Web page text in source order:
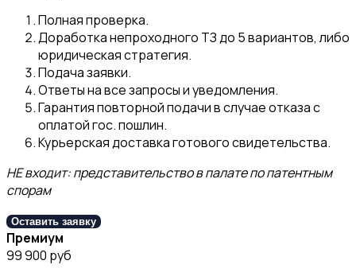
Полная проверка.
Доработка непроходного ТЗ до 5 вариантов, либо
юридическая стратегия.
Подача заявки.
Ответы на все запросы и уведомления.
Гарантия повторной подачи в случае отказа с
оплатой гос. пошлин.
Курьерская доставка готового свидетельства.
НЕ входит: представительство в палате по патентным
спорам
Оставить заявку
Премиум
99 900 руб